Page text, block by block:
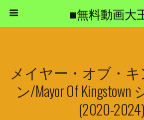
■無料動画大
メイヤー・オブ・
ン/Mayor Of
(2020-2024)